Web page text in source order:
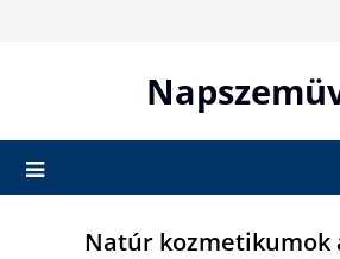
Natúr kozmetikumok